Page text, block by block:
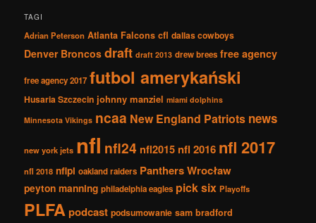
TAGI
Adrian Peterson Atlanta Falcons cfl dallas cowboys
Denver Broncos draft draft 2013 drew brees free agency
free agency 2017 futbol amerykański
Husaria Szczecin johnny manziel miami dolphins
Minnesota Vikings ncaa New England Patriots news
new york jets nfl nfl24 nfl2015 nfl 2016 nfl 2017
nfl 2018 nflpl oakland raiders Panthers Wrocław
peyton manning philadelphia eagles pick six Playoffs
PLFApodcast podsumowanie sam bradford